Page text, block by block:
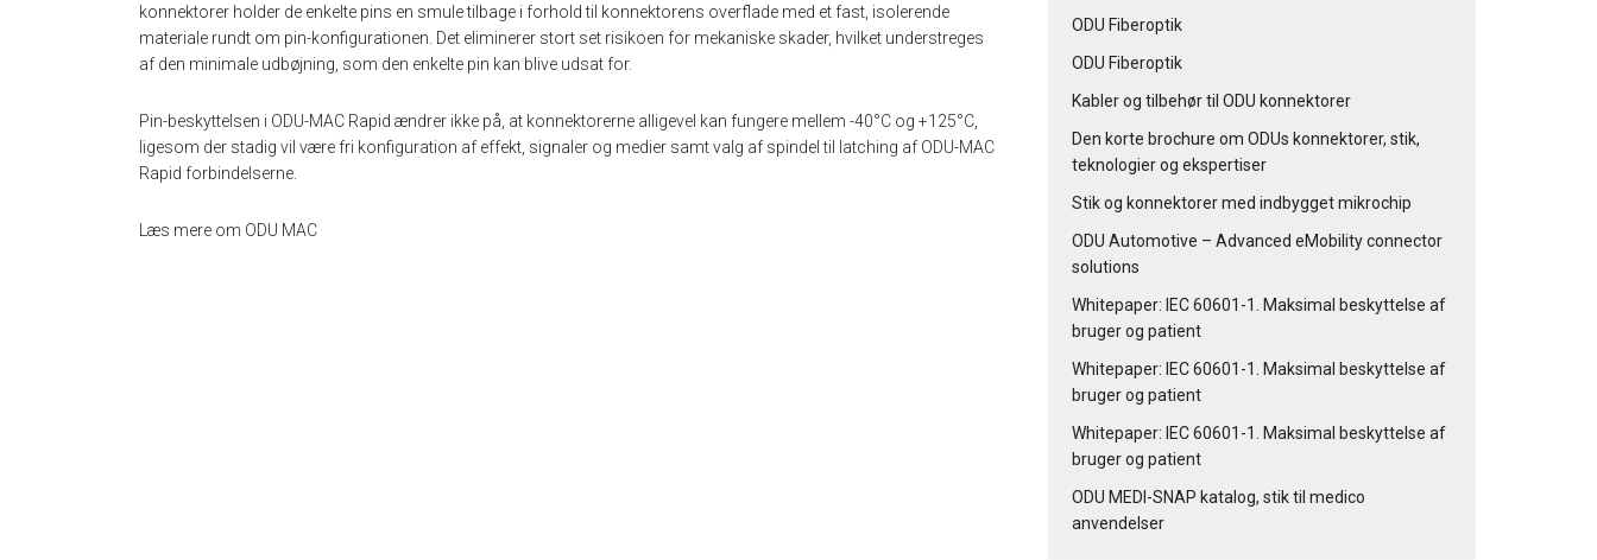
konnektorer holder de enkelte pins en smule tilbage i forhold til konnektorens overflade med et fast, isolerende
materiale rundt om pin-konfigurationen. Det eliminerer stort set risikoen for mekaniske skader, hvilket understreges
af den minimale udbøjning, som den enkelte pin kan blive udsat for.
Pin-beskyttelsen i ODU-MAC Rapid ændrer ikke på, at konnektorerne alligevel kan fungere mellem -40°C og +125°C,
ligesom der stadig vil være fri konfiguration af effekt, signaler og medier samt valg af spindel til latching af ODU-MAC
Rapid forbindelserne.
Læs mere om ODU MAC
ODU Fiberoptik
ODU Fiberoptik
Kabler og tilbehør til ODU konnektorer
Den korte brochure om ODUs konnektorer, stik,
teknologier og ekspertiser
Stik og konnektorer med indbygget mikrochip
ODU Automotive – Advanced eMobility connector
solutions
Whitepaper: IEC 60601-1. Maksimal beskyttelse af
bruger og patient
Whitepaper: IEC 60601-1. Maksimal beskyttelse af
bruger og patient
Whitepaper: IEC 60601-1. Maksimal beskyttelse af
bruger og patient
ODU MEDI-SNAP katalog, stik til medico
anvendelser